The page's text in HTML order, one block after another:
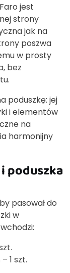
jest
strony
jak na
poszwa
w prosty
bez
poduszkę: jej
i elementów
na
harmonijny
poduszka
pasował do
w
1 szt.